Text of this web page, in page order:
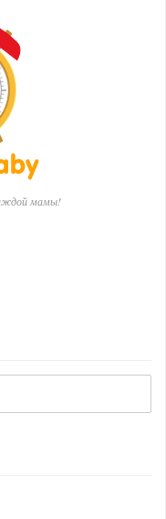
мамы!